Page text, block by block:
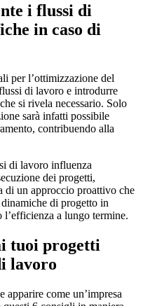
i flussi di
in caso di
per l’ottimizzazione del
di lavoro e introdurre
si rivela necessario. Solo
sarà infatti possibile
contribuendo alla
di lavoro influenza
dei progetti,
di un approccio proattivo che
di progetto in
a lungo termine.
tuoi progetti
lavoro
apparire come un’impresa